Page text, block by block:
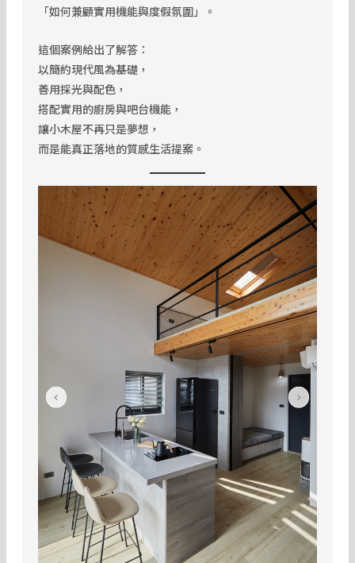
「如何兼顧實用機能與度假氛圍」。
這個案例給出了解答：
以簡約現代風為基礎，
善用採光與配色，
搭配實用的廚房與吧台機能，
讓小木屋不再只是夢想，
而是能真正落地的質感生活提案。